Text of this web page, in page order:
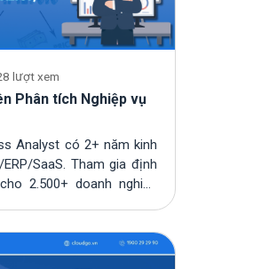
lượt xem
Phân tích Nghiệp vụ
Analyst có 2+ năm kinh
SaaS. Tham gia định
2.500+ doanh nghiệp